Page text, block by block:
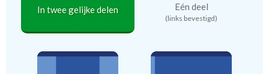
In twee gelijke delen Eén deel
(links bevestigd)